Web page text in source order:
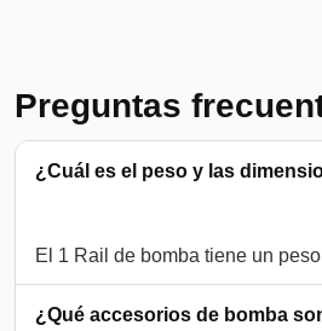
Preguntas
¿Cuál es el peso y las
¿Qué accesorios de bomba